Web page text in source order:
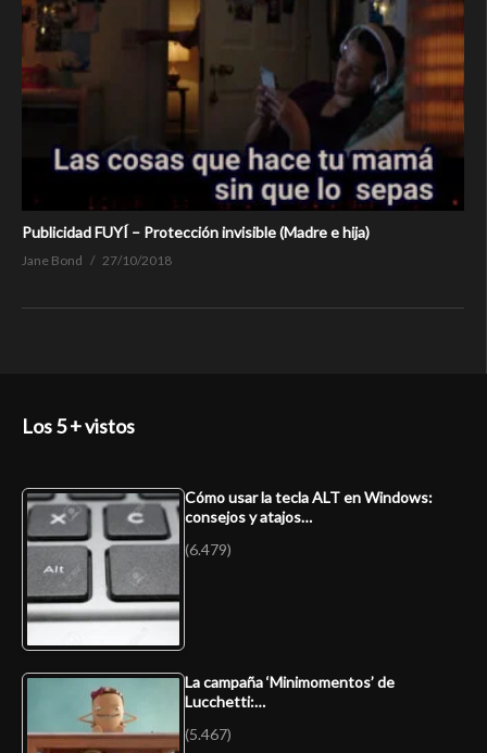
Publicidad FUYÍ – Protección invisible (Madre e hija)
Jane Bond 27/10/2018
Los 5 + vistos
Cómo usar la tecla ALT en Windows:
consejos y atajos…
(6.479)
La campaña ‘Minimomentos’ de
Lucchetti:…
(5.467)